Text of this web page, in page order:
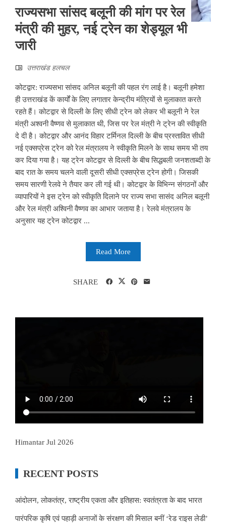
राज्यसभा सांसद बलूनी की मांग पर रेल
मंत्री की मुहर, नई ट्रेन का शेड्यूल भी
जारी
उत्तराखंड हलचल
कोटद्वार: राज्यसभा सांसद अनिल बलूनी की पहल रंग लाई है। बलूनी हमेशा
ही उत्तराखंड कें कार्यों के लिए लगातार केन्द्रीय मंत्रियों से मुलाकात करते
रहते हैं। कोटद्वार से दिल्ली के लिए सीधी ट्रेन को लेकर भी बलूनी ने रेल
मंत्री अश्वनी वैष्णव से मुलाकात थी, जिस पर रेल मंत्री ने ट्रेन की स्वीकृति
दे दी है। कोटद्वार और आनंद विहार टर्मिनल दिल्ली के बीच प्रस्तावित सीधी
नई एक्सप्रेस ट्रेन को रेल मंत्रालय ने स्वीकृति मिलने के साथ समय भी तय
कर दिया गया है। यह ट्रेन कोटद्वार से दिल्ली के बीच सिद्धबली जनशताब्दी के
बाद रात के समय चलने वाली दूसरी सीधी एक्सप्रेस ट्रेन होगी। जिसकी
समय सारणी रेलवे ने तैयार कर ली गई थी। कोटद्वार के विभिन्न संगठनों और
व्यापारियों ने इस ट्रेन को स्वीकृति दिलाने पर राज्य सभा सासंद अनिल बलूनी
और रेल मंत्री अश्विनी वैष्णव का आभार जताया है। रेलवे मंत्रालय के
अनुसार यह ट्रेन कोटद्वार ...
Read More
SHARE
Himantar Jul 2026
RECENT POSTS
आंदोलन, लोकतंत्र, राष्ट्रीय एकता और इतिहास: स्वतंत्रता के बाद भारत
पारंपरिक कृषि एवं पहाड़ी अनाजों के संरक्षण की मिसाल बनीं ‘रेड राइस लेडी’